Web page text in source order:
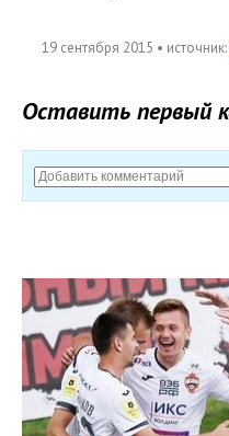
19 сентября 2015 • источник:
Оставить первый